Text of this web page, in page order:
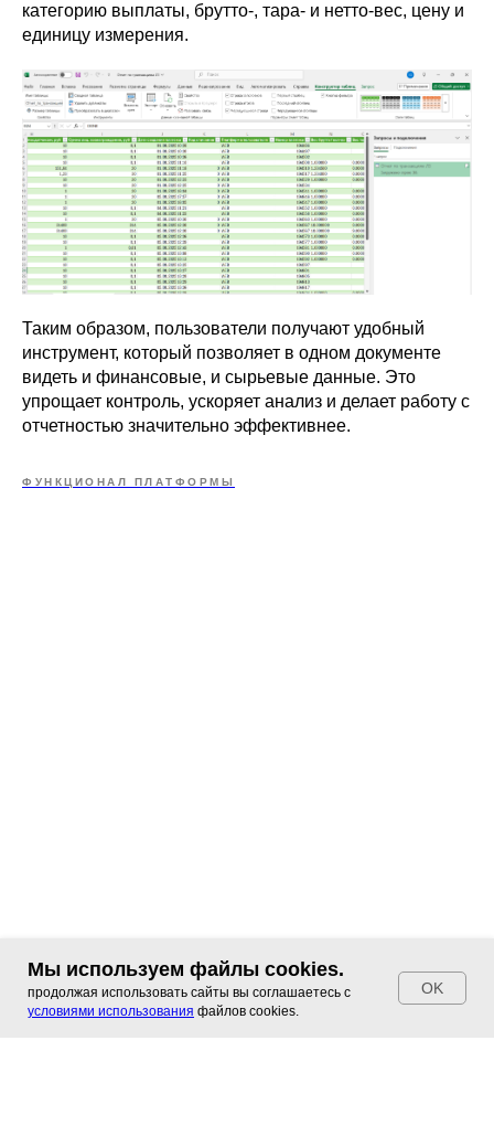
категорию выплаты, брутто-, тара- и нетто-вес, цену и
единицу измерения.
Таким образом, пользователи получают удобный
инструмент, который позволяет в одном документе
видеть и финансовые, и сырьевые данные. Это
упрощает контроль, ускоряет анализ и делает работу с
отчетностью значительно эффективнее.
ФУНКЦИОНАЛ ПЛАТФОРМЫ
Мы используем файлы cookies.
продолжая использовать сайты вы соглашаетесь с
условиями использования файлов cookies.
OK